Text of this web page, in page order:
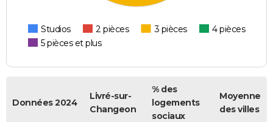
Studios 2 pièces 3 pièces
4 pièces
5 pièces et plus
Données 2024
Livré-sur-
Changeon
% des
logements
sociaux
Moyenne
des villes